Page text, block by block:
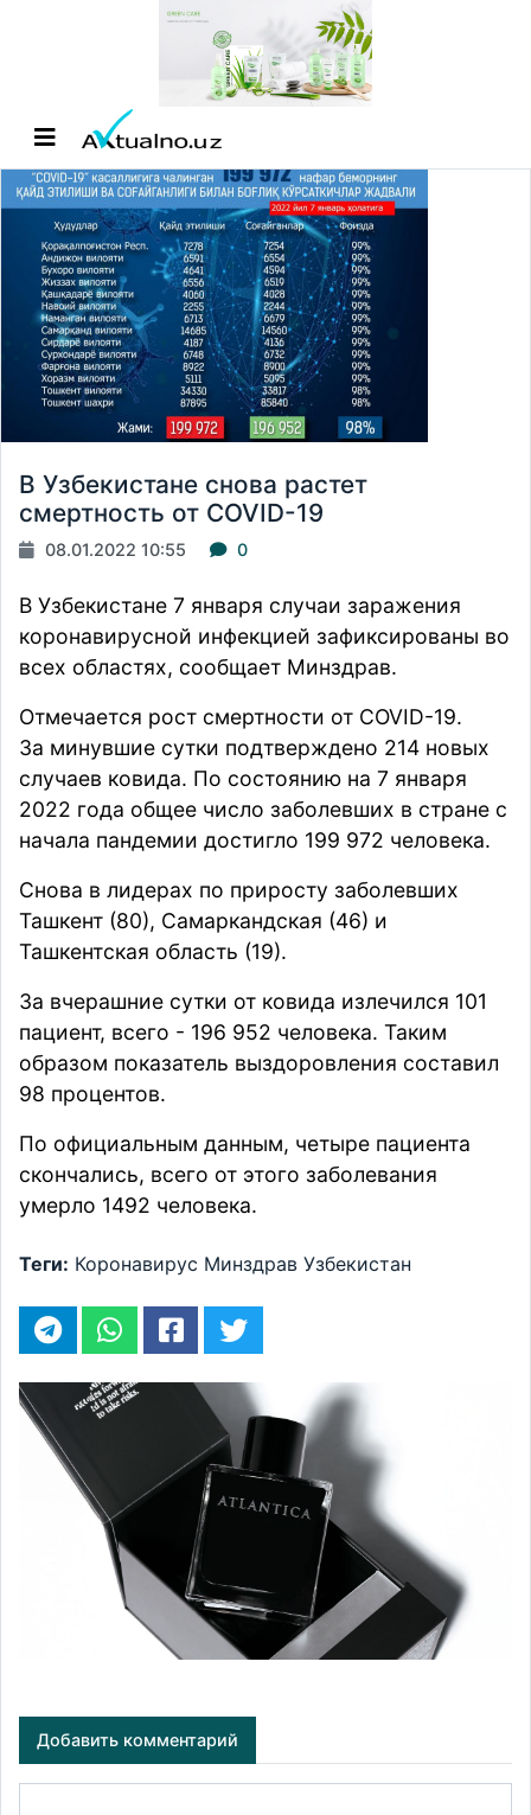
В Узбекистане снова растет
смертность от COVID-19
08.01.2022 10:55 0
В Узбекистане 7 января случаи заражения
коронавирусной инфекцией зафиксированы во
всех областях, сообщает Минздрав.
Отмечается рост смертности от COVID-19.
За минувшие сутки подтверждено 214 новых
случаев ковида. По состоянию на 7 января
2022 года общее число заболевших в стране с
начала пандемии достигло 199 972 человека.
Снова в лидерах по приросту заболевших
Ташкент (80), Самаркандская (46) и
Ташкентская область (19).
За вчерашние сутки от ковида излечился 101
пациент, всего - 196 952 человека. Таким
образом показатель выздоровления составил
98 процентов.
По официальным данным, четыре пациента
скончались, всего от этого заболевания
умерло 1492 человека.
Теги: Коронавирус Минздрав Узбекистан
Добавить комментарий